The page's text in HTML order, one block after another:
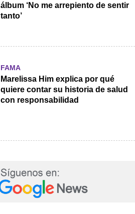
álbum ‘No me arrepiento de sentir
tanto’
FAMA
Marelissa Him explica por qué
quiere contar su historia de salud
con responsabilidad